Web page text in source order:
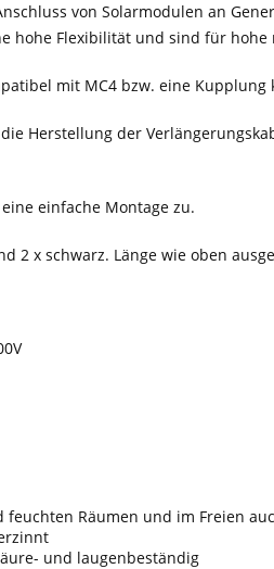
von Solarmodulen an
hohe Flexibilität und sind für hohe
mit MC4 bzw. eine
Herstellung der
einfache Montage zu.
2 x schwarz. Länge wie oben
Räumen und im Freien
und laugenbeständig